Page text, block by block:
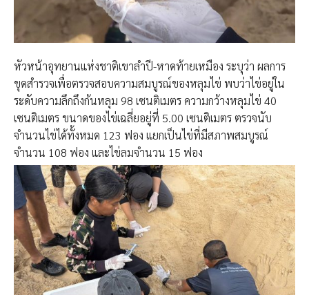
หัวหน้าอุทยานแห่งชาติเขาลำปี-หาดท้ายเหมือง ระบุว่า ผลการ
ขุดสำรวจเพื่อตรวจสอบความสมบูรณ์ของหลุมไข่ พบว่าไข่อยู่ใน
ระดับความลึกถึงก้นหลุม 98 เซนติเมตร ความกว้างหลุมไข่ 40
เซนติเมตร ขนาดของไข่เฉลี่ยอยู่ที่ 5.00 เซนติเมตร ตรวจนับ
จำนวนไข่ได้ทั้งหมด 123 ฟอง แยกเป็นไข่ที่มีสภาพสมบูรณ์
จำนวน 108 ฟอง และไข่ลมจำนวน 15 ฟอง